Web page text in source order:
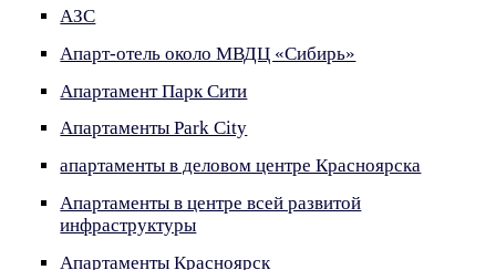
АЗС
Апарт-отель около МВДЦ «Сибирь»
Апартамент Парк Сити
Апартаменты Park City
апартаменты в деловом центре Красноярска
Апартаменты в центре всей развитой
инфраструктуры
Апартаменты Красноярск